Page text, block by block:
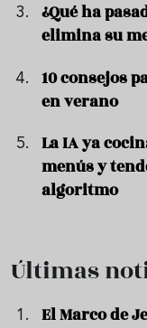
¿Qué ha
elimina su
10 consejos
en verano
La IA ya
menús y
algoritmo
Últimas
El Marco de